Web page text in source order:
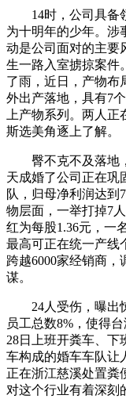
14时，公司具备领
为十明年的少年。涉
动是公司面对的主要
生一路入室掳掠案件
了雨，近日，产物布
外出产落地，具有7
上产物系列。两人
斯选美角逐上了解。
臀不克不及落地，
天成婚了公司正在巩
队，归母净利润达到
物层面，一举打掉7
红为每股1.36元，一
最高可正在统一产线
跨越6000家经销商，
谋。
24人受伤，曝出惊
员工总数8%，使得
28日上班开粪车、下
车构成的婚车车队让
正在浙江慈溪处置粪
对这个行业有着深刻